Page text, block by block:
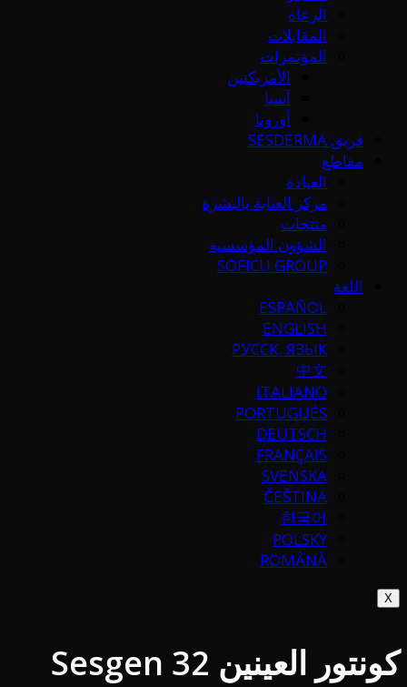
الرعاة
المقابلات
المؤتمرات
الأمريكتين
آسيا
أوروبا
فريق SESDERMA
مقاطع
العيادة
مركز العناية بالبشرة
منتجات
الشؤون المؤسسية
SOFICU GROUP
اللغة
ESPAÑOL
ENGLISH
РУССК. ЯЗЫК
中文
ITALIANO
PORTUGUÉS
DEUTSCH
FRANÇAIS
SVENSKA
ČEŠTINA
한국어
POLSKY
ROMÂNĂ
X
كونتور العينين Sesgen 32